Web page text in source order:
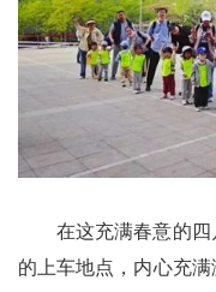
在这充满春意的
的上车地点，内心充